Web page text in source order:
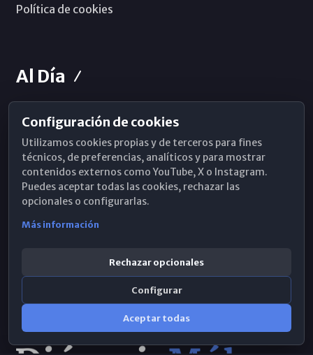
Política de cookies
Al Día
Horarios de Misa
Hemeroteca
WhatsApp
Configuración de cookies
Utilizamos cookies propias y de terceros para fines
técnicos, de preferencias, analíticos y para mostrar
contenidos externos como YouTube, X o Instagram.
Puedes aceptar todas las cookies, rechazar las
opcionales o configurarlas.
Más información
Rechazar opcionales
Configurar
Aceptar todas